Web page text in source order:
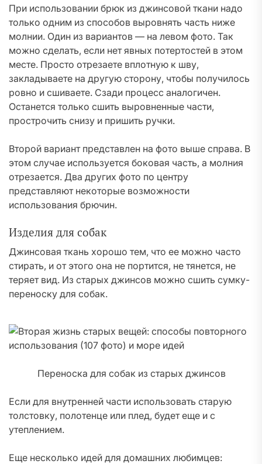
При использовании брюк из джинсовой ткани надо
только одним из способов выровнять часть ниже
молнии. Один из вариантов — на левом фото. Так
можно сделать, если нет явных потертостей в этом
месте. Просто отрезаете вплотную к шву,
закладываете на другую сторону, чтобы получилось
ровно и сшиваете. Сзади процесс аналогичен.
Останется только сшить выровненные части,
прострочить снизу и пришить ручки.
Второй вариант представлен на фото выше справа. В
этом случае используется боковая часть, а молния
отрезается. Два других фото по центру
представляют некоторые возможности
использования брючин.
Изделия для собак
Джинсовая ткань хорошо тем, что ее можно часто
стирать, и от этого она не портится, не тянется, не
теряет вид. Из старых джинсов можно сшить сумку-
переноску для собак.
Переноска для собак из старых джинсов
Если для внутренней части использовать старую
толстовку, полотенце или плед, будет еще и с
утеплением.
Еще несколько идей для домашних любимцев: